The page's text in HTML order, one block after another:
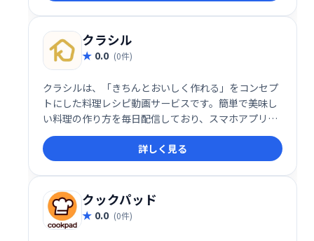
クラシル
0.0 (0件)
クラシルは、「きちんとおいしく作れる」をコンセプ
トにした料理レシピ動画サービスです。簡単で美味し
い料理の作り方を毎日配信しており、スマホアプリ限
定レシピも多数掲載。動画で分かりやすく手順を解説
しているので、料理初心者の方でも安心してご利用い
ただけます。
詳しく見る
クックパッド
0.0 (0件)